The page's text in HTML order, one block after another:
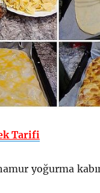
Tarifi
yoğurma